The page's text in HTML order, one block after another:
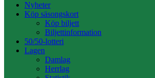
Nyheter
Köp säsongskort
Köp biljett
Biljettinformation
50/50-lotteri
Lagen
Damlag
Herrlag